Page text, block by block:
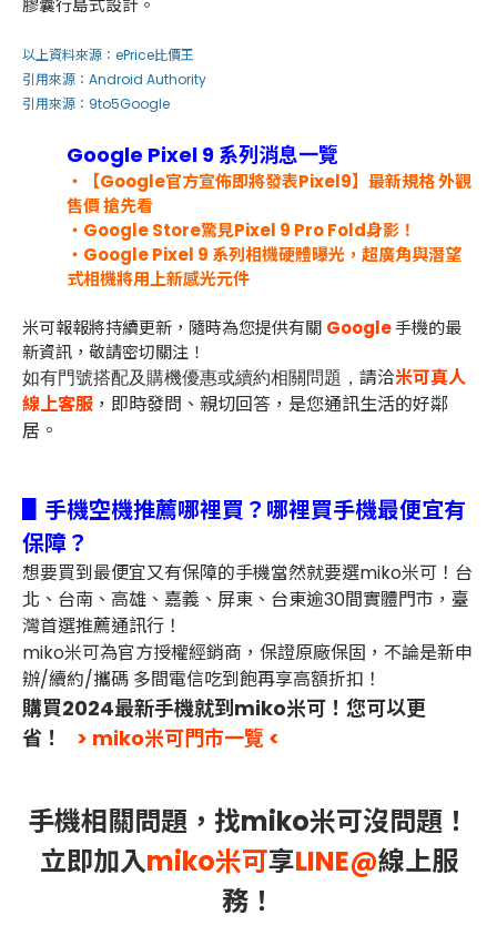
膠囊行島式設計。
以上資料來源： ePrice比價王
引用來源： Android Authority
引用來源： 9to5Google
Google Pixel 9 系列消息一覽
・【Google官方宣佈即將發表Pixel9】最新規格 外觀
售價 搶先看
・Google Store驚見Pixel 9 Pro Fold身影！
・Google Pixel 9 系列相機硬體曝光，超廣角與潛望
式相機將用上新感光元件
米可報報將持續更新，隨時為您提供有關 Google手機的最
新資訊，敬請密切關注！
如有門號搭配及購機優惠或續約相關問題， 請洽米可真人
線上客服 ，即時發問、親切回答，是您通訊生活的好鄰
居。
▋手機空機推薦哪裡買？哪裡買手機最便宜有
保障？
想要買到最便宜又有保障的手機當然就要選miko米可！台
北、台南、高雄、嘉義、屏東、台東逾30間實體門市，臺
灣首選推薦通訊行！
miko米可為官方授權經銷商，保證原廠保固，不論是新申
辦/續約/攜碼 多間電信吃到飽再享高額折扣！
購買2024最新手機就到miko米可！您可以更
省！
> miko米可門市一覽 <
手機相關問題，找miko米可沒問題！
立即加入miko米可享LINE@線上服
務！